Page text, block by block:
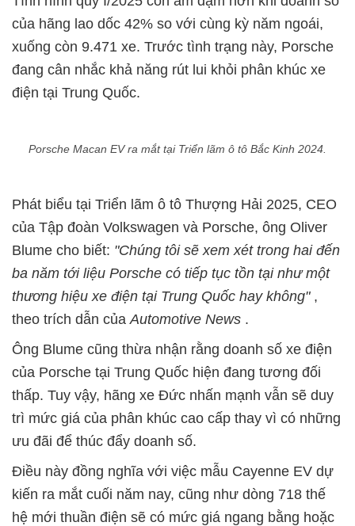
của hãng lao dốc 42% so với cùng kỳ năm ngoái,
xuống còn 9.471 xe. Trước tình trạng này, Porsche
đang cân nhắc khả năng rút lui khỏi phân khúc xe
điện tại Trung Quốc.
Porsche Macan EV ra mắt tại Triển lãm ô tô Bắc Kinh 2024.
Phát biểu tại Triển lãm ô tô Thượng Hải 2025, CEO
của Tập đoàn Volkswagen và Porsche, ông Oliver
Blume cho biết: "Chúng tôi sẽ xem xét trong hai đến
ba năm tới liệu Porsche có tiếp tục tồn tại như một
thương hiệu xe điện tại Trung Quốc hay không" ,
theo trích dẫn củaAutomotive News .
Ông Blume cũng thừa nhận rằng doanh số xe điện
của Porsche tại Trung Quốc hiện đang tương đối
thấp. Tuy vậy, hãng xe Đức nhấn mạnh vẫn sẽ duy
trì mức giá của phân khúc cao cấp thay vì có những
ưu đãi để thúc đẩy doanh số.
Điều này đồng nghĩa với việc mẫu Cayenne EV dự
kiến ra mắt cuối năm nay, cũng như dòng 718 thế
hệ mới thuần điện sẽ có mức giá ngang bằng hoặc